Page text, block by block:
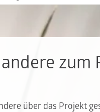
zum
über das Projekt